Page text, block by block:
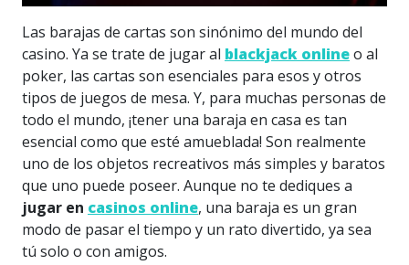
Las barajas de cartas son sinónimo del mundo del
casino. Ya se trate de jugar al blackjack onlineo al
poker, las cartas son esenciales para esos y otros
tipos de juegos de mesa. Y, para muchas personas de
todo el mundo, ¡tener una baraja en casa es tan
esencial como que esté amueblada! Son realmente
uno de los objetos recreativos más simples y baratos
que uno puede poseer. Aunque no te dediques a
jugar en casinos online, una baraja es un gran
modo de pasar el tiempo y un rato divertido, ya sea
tú solo o con amigos.